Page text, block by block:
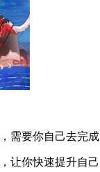
需要你自己去完成
让你快速提升自己